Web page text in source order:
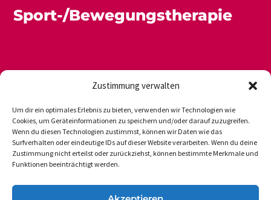
Zustimmung verwalten
Um dir ein optimales Erlebnis zu bieten, verwenden wir Technologien wie
Cookies, um Geräteinformationen zu speichern und/oder darauf zuzugreifen.
Wenn du diesen Technologien zustimmst, können wir Daten wie das
Surfverhalten oder eindeutige IDs auf dieser Website verarbeiten. Wenn du deine
Zustimmung nicht erteilst oder zurückziehst, können bestimmte Merkmale und
Funktionen beeinträchtigt werden.
Sport-/Bewegungstherapie
Newsletter Datenschutz Impressum